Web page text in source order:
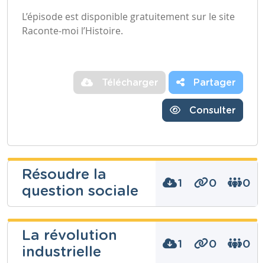
L’épisode est disponible gratuitement sur le site
Raconte-moi l’Histoire.
Télécharger Partager
Consulter
Résoudre la
question sociale
1 0 0
Bérenger
Buchet
La révolution
industrielle
1 0 0